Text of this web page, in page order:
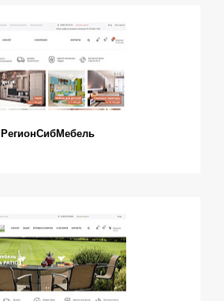
РегионСибМебель